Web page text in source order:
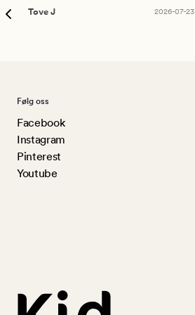
Tove J
2026-07-23
Følg oss
Facebook
Instagram
Pinterest
Youtube